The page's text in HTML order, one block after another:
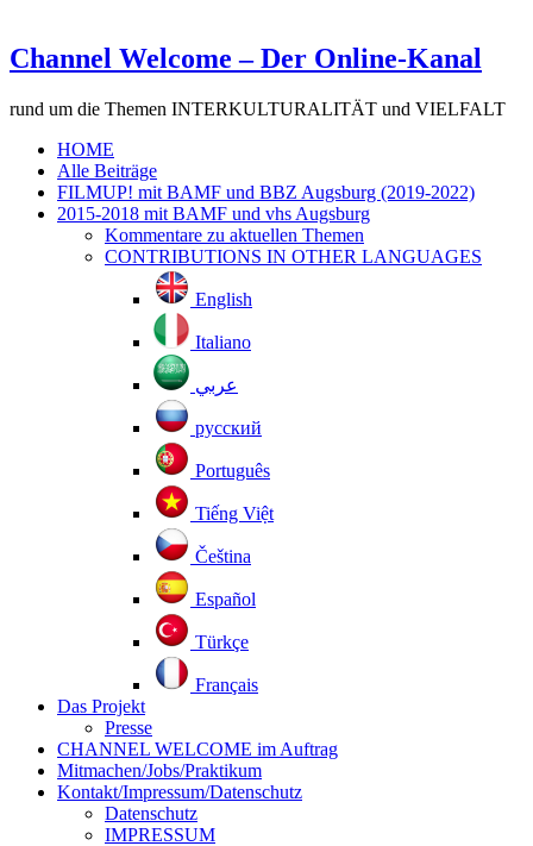
Channel Welcome – Der Online-Kanal
rund um die Themen INTERKULTURALITÄT und VIELFALT
HOME
Alle Beiträge
FILMUP! mit BAMF und BBZ Augsburg (2019-2022)
2015-2018 mit BAMF und vhs Augsburg
Kommentare zu aktuellen Themen
CONTRIBUTIONS IN OTHER LANGUAGES
English
Italiano
عربي
русский
Português
Tiếng Việt
Čeština
Español
Türkçe
Français
Das Projekt
Presse
CHANNEL WELCOME im Auftrag
Mitmachen/Jobs/Praktikum
Kontakt/Impressum/Datenschutz
Datenschutz
IMPRESSUM